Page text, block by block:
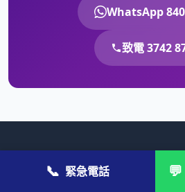
WhatsApp
致電 3742
💼 公司／商戶報價：
📞 緊急電話 💬